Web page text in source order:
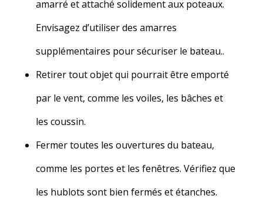
amarré et attaché solidement aux poteaux.
Envisagez d’utiliser des amarres
supplémentaires pour sécuriser le bateau..
Retirer tout objet qui pourrait être emporté
par le vent, comme les voiles, les bâches et
les coussin.
Fermer toutes les ouvertures du bateau,
comme les portes et les fenêtres. Vérifiez que
les hublots sont bien fermés et étanches.